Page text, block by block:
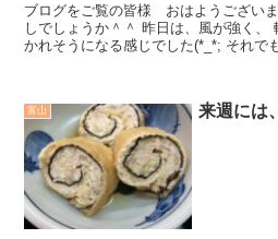
ブログをご覧の皆様 おはようございます。 ３連休はいか
しでしょうか＾＾ 昨日は、風が強く、
かれそうになる感じでした(*_*; それでも、 小学校最後の試合の応援
富山 来週には